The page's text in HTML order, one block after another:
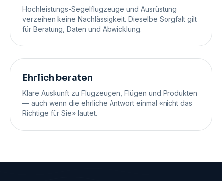
Hochleistungs-Segelflugzeuge und Ausrüstung
verzeihen keine Nachlässigkeit. Dieselbe Sorgfalt gilt
für Beratung, Daten und Abwicklung.
Ehrlich beraten
Klare Auskunft zu Flugzeugen, Flügen und Produkten
— auch wenn die ehrliche Antwort einmal «nicht das
Richtige für Sie» lautet.